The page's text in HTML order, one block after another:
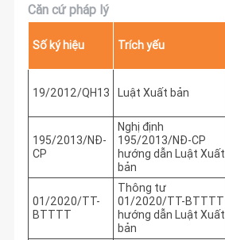
Căn cứ pháp lý
Số ký hiệu Trích yếu
19/2012/QH13 Luật Xuất bản
195/2013/NĐ-
CP
Nghị định
195/2013/NĐ-CP
hướng dẫn Luật Xuất
bản
01/2020/TT-
BTTTT
Thông tư
01/2020/TT-BTTTT
hướng dẫn Luật Xuất
bản